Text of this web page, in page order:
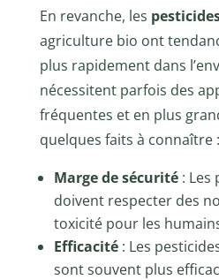
En revanche, les
agriculture bio ont
plus rapidement dans
nécessitent parfois des
fréquentes et en plus
quelques faits à connaître :
Marge de sécurité: Les
doivent respecter des
toxicité pour les
Efficacité: Les
sont souvent plus